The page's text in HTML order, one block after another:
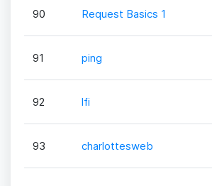
90 Request Basics 1
91 ping
92 lfi
93 charlottesweb